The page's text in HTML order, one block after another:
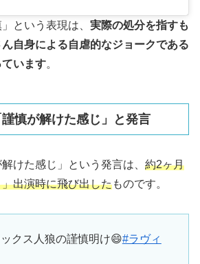
という表現は、 実際の処分を指すも
自身による自虐的なジョークである
います。
慎が解けた感じ」と発言
けた感じ」という発言は、 約2ヶ月
出演時に飛び出したものです。
クス人狼の謹慎明け😄#ラヴィ